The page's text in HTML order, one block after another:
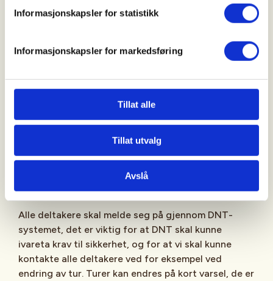
Informasjonskapsler for statistikk
Informasjonskapsler for markedsføring
Tillat alle
Tillat utvalg
Avslå
på våren. Viktig å ha noe tørt, vindtett og varmt til
pausen, samt lys til bruk både på land og under
padling når det er aktuelt. Alle må være selvforsynt
med mat og utstyr, men ta gjerne med noe for å
bålet når det er aktuelt.
kravene for Grunnkurs Hav: Havkajakk (med
redningsline og minst 2 vanntette skott),
spruttrekk, padlevest og klær etter forholdene.
Alle deltakere skal melde seg på gjennom DNT-
systemet, det er viktig for at DNT skal kunne
ivareta krav til sikkerhet, og for at vi skal kunne
kontakte alle deltakere ved for eksempel ved
endring av tur. Turer kan endres på kort varsel, de er